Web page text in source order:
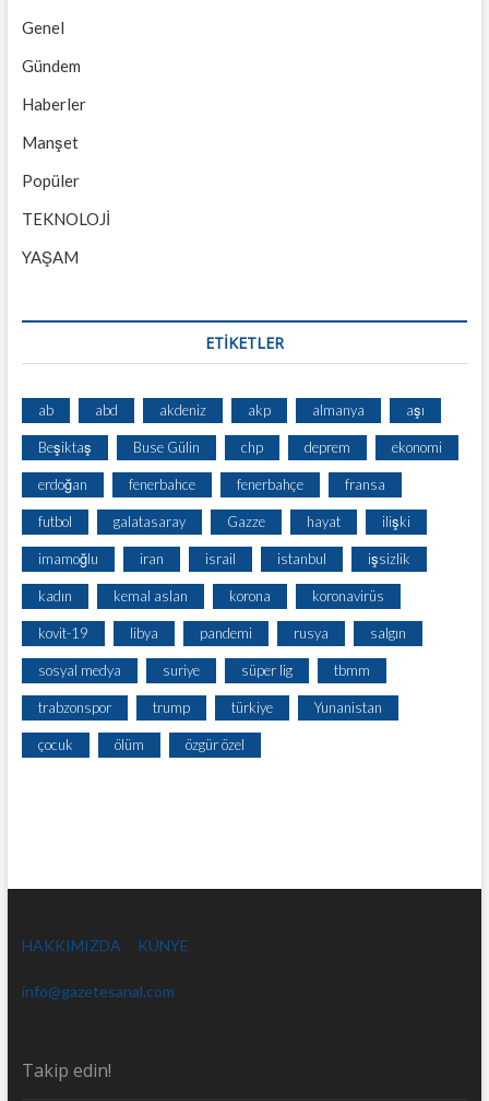
Genel
Gündem
Haberler
Manşet
Popüler
TEKNOLOJİ
YAŞAM
ETİKETLER
ab abd akdeniz akp almanya aşı
Beşiktaş Buse Gülin chp deprem ekonomi
erdoğan fenerbahce fenerbahçe fransa
futbol galatasaray Gazze hayat ilişki
imamoğlu iran israil istanbul işsizlik
kadın kemal aslan korona koronavirüs
kovit-19 libya pandemi rusya salgın
sosyal medya suriye süper lig tbmm
trabzonspor trump türkiye Yunanistan
çocuk ölüm özgür özel
HAKKIMIZDA KÜNYE
info@gazetesanal.com
Takip edin!